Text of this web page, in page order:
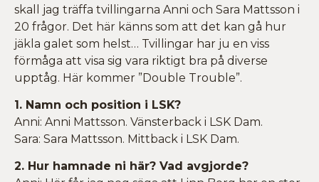
skall jag träffa tvillingarna Anni och Sara Mattsson i
20 frågor. Det här känns som att det kan gå hur
jäkla galet som helst… Tvillingar har ju en viss
förmåga att visa sig vara riktigt bra på diverse
upptåg. Här kommer ”Double Trouble”.
1. Namn och position i LSK?
Anni: Anni Mattsson. Vänsterback i LSK Dam.
Sara: Sara Mattsson. Mittback i LSK Dam.
2. Hur hamnade ni här? Vad avgjorde?